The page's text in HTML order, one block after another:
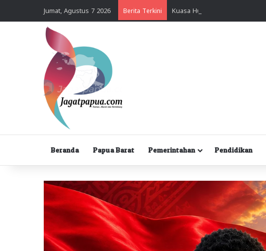
Jumat, Agustus 7 2026 Berita Terkini
Beranda Papua Barat Pemerintahan Pendidikan